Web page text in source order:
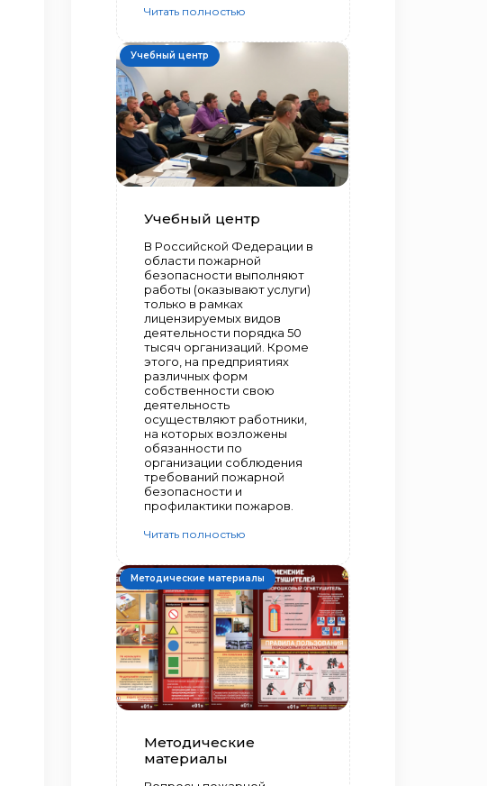
Читать полностью
Учебный центр
Учебный центр
В Российской Федерации в
области пожарной
безопасности выполняют
работы (оказывают услуги)
только в рамках
лицензируемых видов
деятельности порядка 50
тысяч организаций. Кроме
этого, на предприятиях
различных форм
собственности свою
деятельность
осуществляют работники,
на которых возложены
обязанности по
организации соблюдения
требований пожарной
безопасности и
профилактики пожаров.
Читать полностью
Методические материалы
Методические
материалы